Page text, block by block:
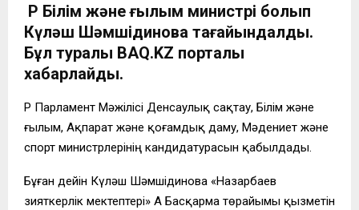
ҚР Білім және ғылым министрі болып
Күләш Шәмшідинова тағайындалды.
Бұл туралы BAQ.KZ порталы
хабарлайды.
ҚР Парламент Мәжілісі Денсаулық сақтау, Білім және
ғылым, Ақпарат және қоғамдық даму, Мәдениет және
спорт министрлерінің кандидатурасын қабылдады.
Бұған дейін Күләш Шәмшідинова «Назарбаев
зияткерлік мектептері» АҚ Басқарма төрайымы қызметін